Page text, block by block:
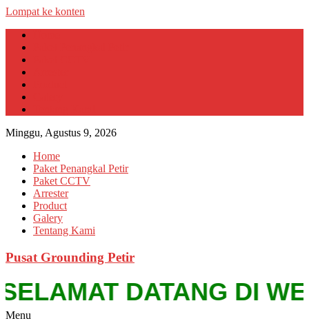
Lompat ke konten
Minggu, Agustus 9, 2026
Home
Paket Penangkal Petir
Paket CCTV
Arrester
Product
Galery
Tentang Kami
Pusat Grounding Petir
DATANG DI
Menu